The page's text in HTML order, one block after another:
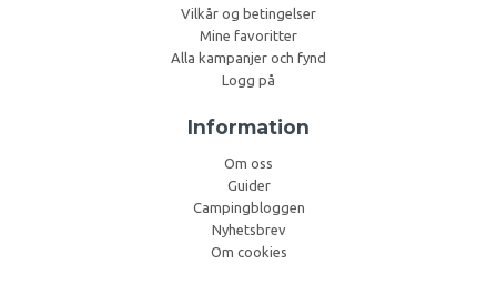
Vilkår og betingelser
Mine favoritter
Alla kampanjer och fynd
Logg på
Information
Om oss
Guider
Campingbloggen
Nyhetsbrev
Om cookies